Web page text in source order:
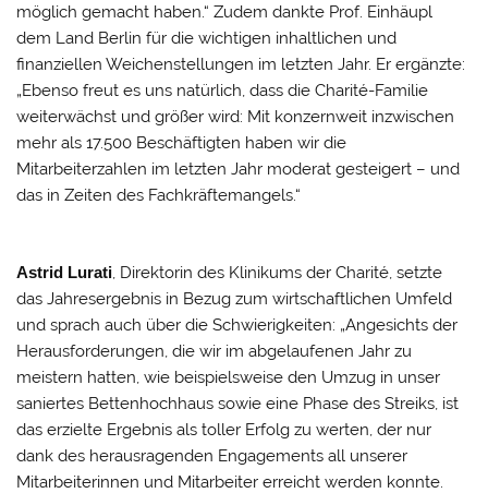
möglich gemacht haben.“ Zudem dankte Prof. Einhäupl
dem Land Berlin für die wichtigen inhaltlichen und
finanziellen Weichenstellungen im letzten Jahr. Er ergänzte:
„Ebenso freut es uns natürlich, dass die Charité-Familie
weiterwächst und größer wird: Mit konzernweit inzwischen
mehr als 17.500 Beschäftigten haben wir die
Mitarbeiterzahlen im letzten Jahr moderat gesteigert – und
das in Zeiten des Fachkräftemangels.“
Astrid Lurati, Direktorin des Klinikums der Charité, setzte
das Jahresergebnis in Bezug zum wirtschaftlichen Umfeld
und sprach auch über die Schwierigkeiten: „Angesichts der
Herausforderungen, die wir im abgelaufenen Jahr zu
meistern hatten, wie beispielsweise den Umzug in unser
saniertes Bettenhochhaus sowie eine Phase des Streiks, ist
das erzielte Ergebnis als toller Erfolg zu werten, der nur
dank des herausragenden Engagements all unserer
Mitarbeiterinnen und Mitarbeiter erreicht werden konnte.